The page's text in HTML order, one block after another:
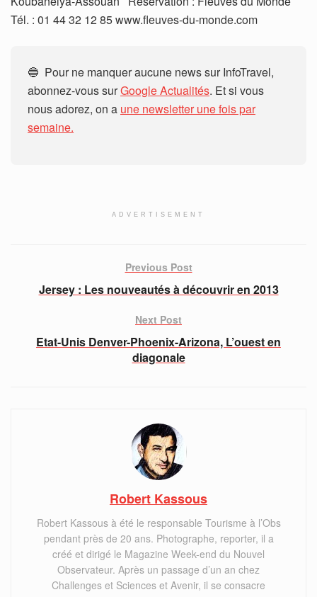
Tél. : 01 44 32 12 85 www.fleuves-du-monde.com
🔵 Pour ne manquer aucune news sur InfoTravel,
abonnez-vous surGoogle Actualités. Et si vous
nous adorez, on a une newsletter une fois par
semaine.
ADVERTISEMENT
Previous Post
Jersey : Les nouveautés à découvrir en 2013
Next Post
Etat-Unis Denver-Phoenix-Arizona, L’ouest en
diagonale
Robert Kassous
Robert Kassous à été le responsable Tourisme à l’Obs
pendant près de 20 ans. Photographe, reporter, il a
créé et dirigé le Magazine Week-end du Nouvel
Observateur. Après un passage d’un an chez
Challenges et Sciences et Avenir, il se consacre